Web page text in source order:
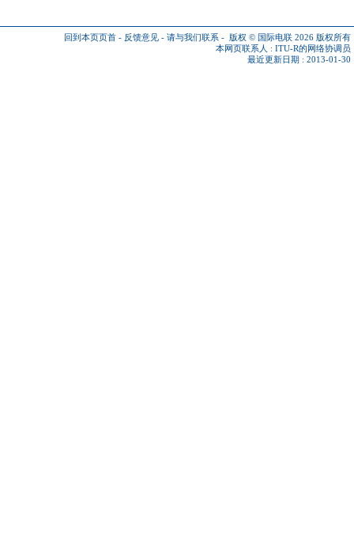
回到本页页首 - 反馈意见 - 请与我们联系 - 版权 © 国际电联 2026 版权所有
本网页联系人 : ITU-R的网络协调员
最近更新日期 : 2013-01-30